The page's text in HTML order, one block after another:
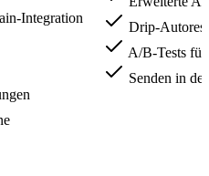
Integration
Drip-
A/B-Tests
Senden in